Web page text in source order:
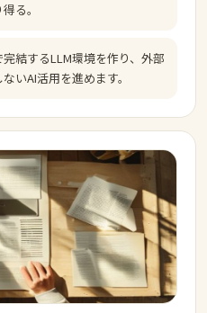
る。
結するLLM環境を作り、外部
いAI活用を進めます。